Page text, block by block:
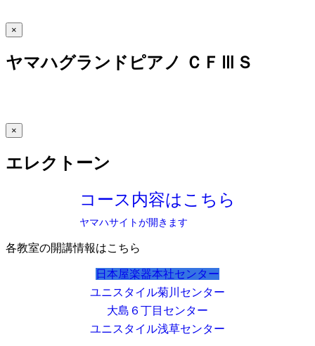
×
ヤマハグランドピアノ ＣＦⅢＳ
×
エレクトーン
コース内容はこちら
ヤマハサイトが開きます
各教室の開講情報はこちら
日本屋楽器本社センター
ユニスタイル菊川センター
大島６丁目センター
ユニスタイル浅草センター